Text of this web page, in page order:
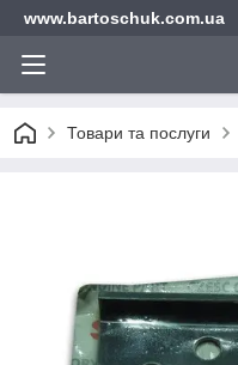
www.bartoschuk.com.ua
Товари та послуги